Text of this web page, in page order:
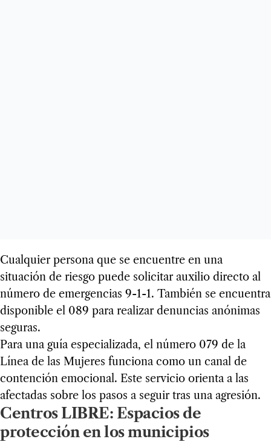
Cualquier persona que se encuentre en una
situación de riesgo puede solicitar auxilio directo al
número de emergencias 9-1-1. También se encuentra
disponible el 089 para realizar denuncias anónimas
seguras.
Para una guía especializada, el número 079 de la
Línea de las Mujeres funciona como un canal de
contención emocional. Este servicio orienta a las
afectadas sobre los pasos a seguir tras una agresión.
Centros LIBRE: Espacios de
protección en los municipios